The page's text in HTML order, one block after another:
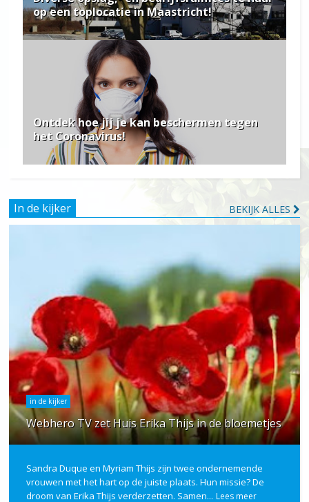
op een toplocatie in Maastricht!
Ontdek hoe jij je kan beschermen tegen
het Coronavirus!
In de kijker BEKIJK ALLES
in de kijker
Webhero TV zet Huis Erika Thijs in de bloemetjes
Sandra Duque en Myriam Thijs zijn twee ondernemende
vrouwen met het hart op de juiste plaats. Hun missie? De
droom van Erika Thijs verderzetten. Samen... Lees meer